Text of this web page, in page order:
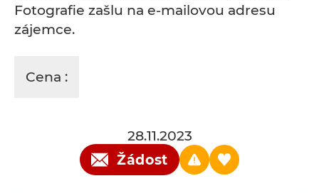
Fotografie zašlu na e-mailovou adresu
zájemce.
Cena :
28.11.2023
Žádost